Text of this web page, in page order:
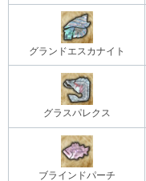
グランドエスカナイト
グラスパレクス
ブラインドパーチ